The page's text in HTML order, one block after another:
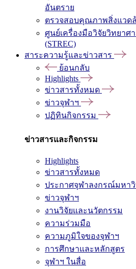
อันตราย
ตรวจสอบคุณภาพสิ่งแวด
ศูนย์เครื่องมือวิจัยวิทยาศ
(STREC)
สาระความรู้และข่าวสาร
ย้อนกลับ
Highlights
ข่าวสารทั้งหมด
ข่าวจุฬาฯ
ปฏิทินกิจกรรม
ข่าวสารและกิจกรรม
Highlights
ข่าวสารทั้งหมด
ประกาศจุฬาลงกรณ์มหา
ข่าวจุฬาฯ
งานวิจัยและนวัตกรรม
ความร่วมมือ
ความภูมิใจของจุฬาฯ
การศึกษาและหลักสูตร
จุฬาฯ ในสื่อ